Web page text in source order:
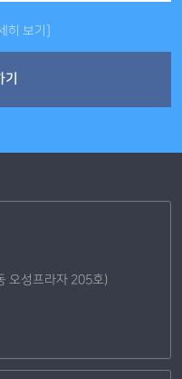
히 보기]
오성프라자 205호)